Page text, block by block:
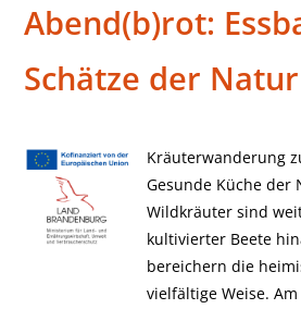
Abend(b)rot:
Schätze der Natur
Kräuterwanderung
Gesunde Küche der
Wildkräuter sind
kultivierter Beete
bereichern die
vielfältige Weise.